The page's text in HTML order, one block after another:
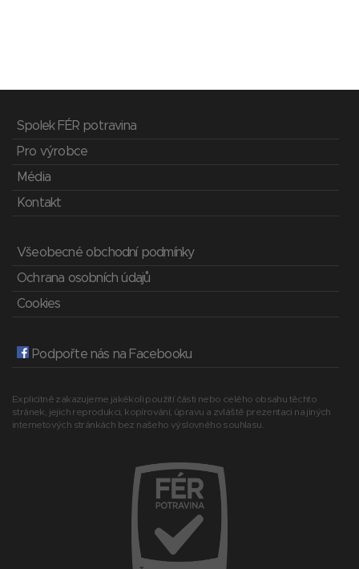
Spolek FÉR potravina
Pro výrobce
Média
Kontakt
Všeobecné obchodní podmínky
Ochrana osobních údajů
Cookies
Podpořte nás na Facebooku
Explicitně zakazujeme jakékoli použití části nebo celého obsahu těchto
stránek, jejich reprodukci, kopírování, úpravu a zvláště prezentaci na jiných
internetových stránkách bez našeho výslovného souhlasu.